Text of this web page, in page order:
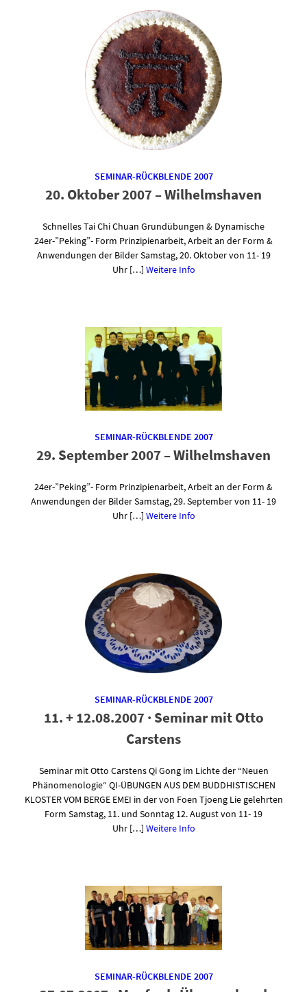
SEMINAR-RÜCKBLENDE 2007
20. Oktober 2007 – Wilhelmshaven
Schnelles Tai Chi Chuan Grundübungen & Dynamische
24er-”Peking”- Form Prinzipienarbeit, Arbeit an der Form &
Anwendungen der Bilder Samstag, 20. Oktober von 11- 19
Uhr […] Weitere Info
SEMINAR-RÜCKBLENDE 2007
29. September 2007 – Wilhelmshaven
24er-”Peking”- Form Prinzipienarbeit, Arbeit an der Form &
Anwendungen der Bilder Samstag, 29. September von 11- 19
Uhr […] Weitere Info
SEMINAR-RÜCKBLENDE 2007
11. + 12.08.2007 · Seminar mit Otto
Carstens
Seminar mit Otto Carstens Qi Gong im Lichte der “Neuen
Phänomenologie“ QI-ÜBUNGEN AUS DEM BUDDHISTISCHEN
KLOSTER VOM BERGE EMEI in der von Foen Tjoeng Lie gelehrten
Form Samstag, 11. und Sonntag 12. August von 11- 19
Uhr […] Weitere Info
SEMINAR-RÜCKBLENDE 2007